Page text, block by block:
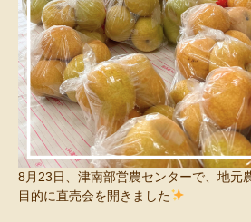
8月23日、津南部営農センターで、地元
目的に直売会を開きました